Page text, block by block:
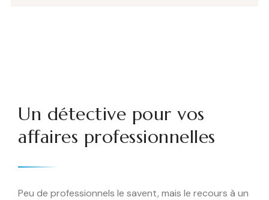
Un détective pour vos
affaires professionnelles
Peu de professionnels le savent, mais le recours à un